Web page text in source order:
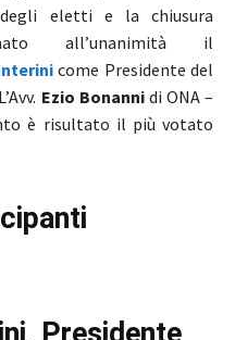
eletti e la chiusura
all’unanimità il
i come Presidente del
Ezio Bonannidi ONA –
è risultato il più votato